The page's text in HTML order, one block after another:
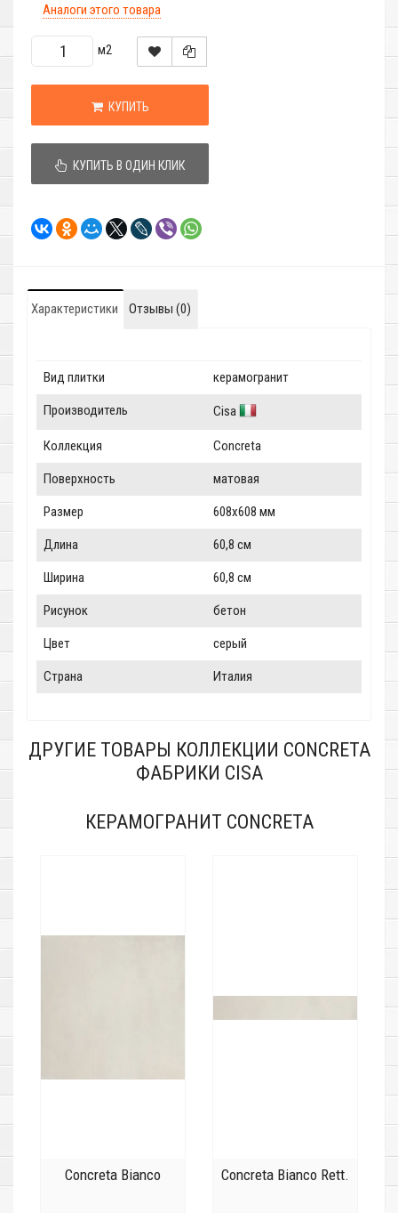
Аналоги этого товара
м2
КУПИТЬ
КУПИТЬ В ОДИН КЛИК
Характеристики Отзывы (0)
Вид плитки керамогранит
Производитель Cisa
Коллекция Concreta
Поверхность матовая
Размер 608x608 мм
Длина 60,8 см
Ширина 60,8 см
Рисунок бетон
Цвет серый
Страна Италия
ДРУГИЕ ТОВАРЫ КОЛЛЕКЦИИ CONCRETA
ФАБРИКИ CISA
КЕРАМОГРАНИТ CONCRETA
Concreta Bianco Concreta Bianco Rett.